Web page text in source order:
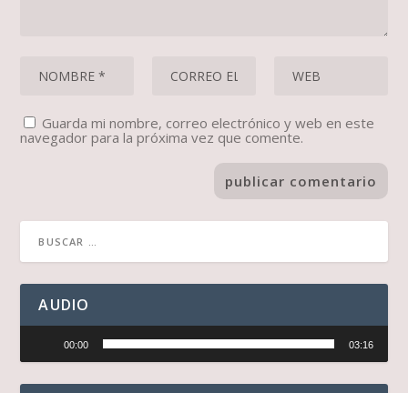
Guarda mi nombre, correo electrónico y web en este
navegador para la próxima vez que comente.
AUDIO
audio
00:00 03:16